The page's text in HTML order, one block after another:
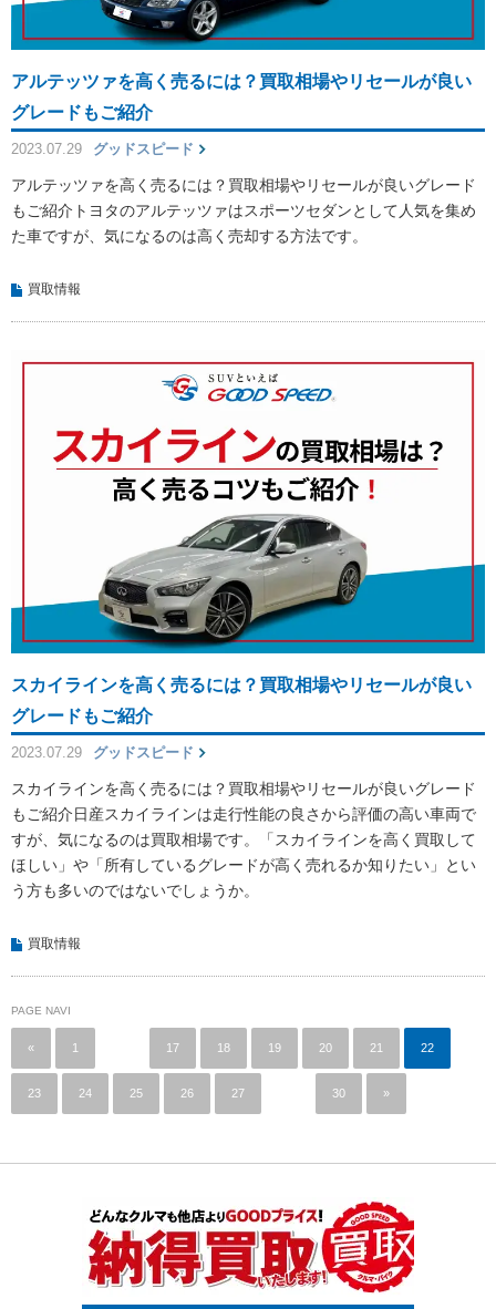
アルテッツァを高く売るには？買取相場やリセールが良い
グレードもご紹介
2023.07.29 グッドスピード
アルテッツァを高く売るには？買取相場やリセールが良いグレード
もご紹介トヨタのアルテッツァはスポーツセダンとして人気を集め
た車ですが、気になるのは高く売却する方法です。
買取情報
スカイラインを高く売るには？買取相場やリセールが良い
グレードもご紹介
2023.07.29 グッドスピード
スカイラインを高く売るには？買取相場やリセールが良いグレード
もご紹介日産スカイラインは走行性能の良さから評価の高い車両で
すが、気になるのは買取相場です。「スカイラインを高く買取して
ほしい」や「所有しているグレードが高く売れるか知りたい」とい
う方も多いのではないでしょうか。
買取情報
PAGE NAVI
« 1 17 18 19 20 21 22
23 24 25 26 27 30 »